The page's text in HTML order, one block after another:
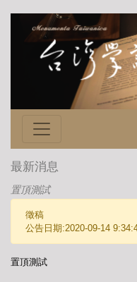
最新消息
置頂測試
徵稿
公告日期:2020-09-14
置頂測試